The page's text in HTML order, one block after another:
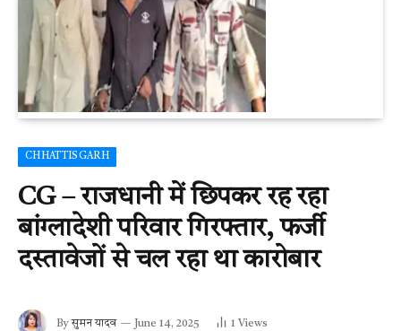
CHHATTISGARH
CG – राजधानी में छिपकर रह रहा
बांग्लादेशी परिवार गिरफ्तार, फर्जी
दस्तावेजों से चल रहा था कारोबार
By सुमन यादव June 14, 2025 1 Views